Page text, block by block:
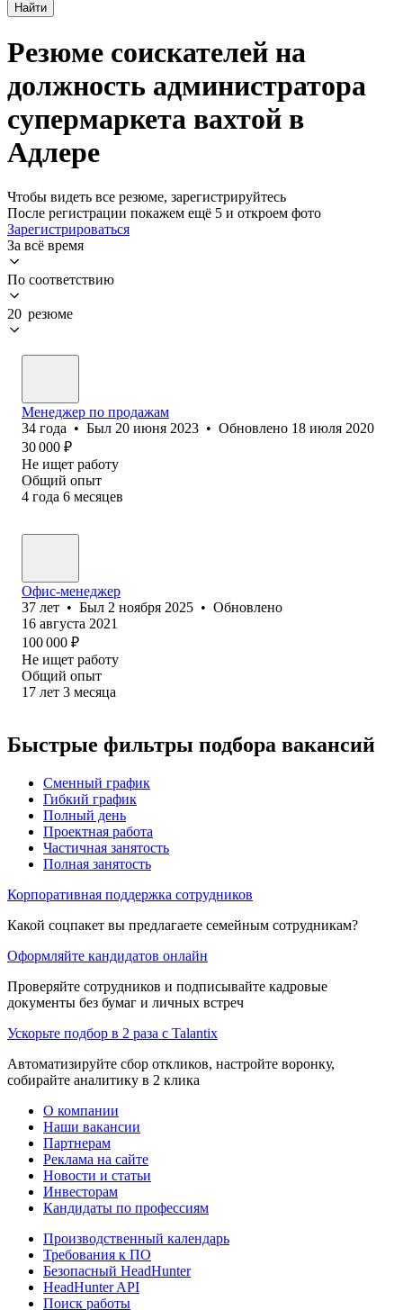
Найти
Резюме соискателей на
должность администратора
супермаркета вахтой в
Адлере
Чтобы видеть все резюме, зарегистрируйтесь
После регистрации покажем ещё 5 и откроем фото
Зарегистрироваться
За всё время
По соответствию
20 резюме
Менеджер по продажам
34 года • Был 20 июня 2023 • Обновлено 18 июля 2020
30 000 ₽
Не ищет работу
Общий опыт
4 года 6 месяцев
Офис-менеджер
37 лет • Был 2 ноября 2025 • Обновлено
16 августа 2021
100 000 ₽
Не ищет работу
Общий опыт
17 лет 3 месяца
Быстрые фильтры подбора вакансий
Сменный график
Гибкий график
Полный день
Проектная работа
Частичная занятость
Полная занятость
Корпоративная поддержка сотрудников
Какой соцпакет вы предлагаете семейным сотрудникам?
Оформляйте кандидатов онлайн
Проверяйте сотрудников и подписывайте кадровые
документы без бумаг и личных встреч
Ускорьте подбор в 2 раза с Talantix
Автоматизируйте сбор откликов, настройте воронку,
собирайте аналитику в 2 клика
О компании
Наши вакансии
Партнерам
Реклама на сайте
Новости и статьи
Инвесторам
Кандидаты по профессиям
Производственный календарь
Требования к ПО
Безопасный HeadHunter
HeadHunter API
Поиск работы